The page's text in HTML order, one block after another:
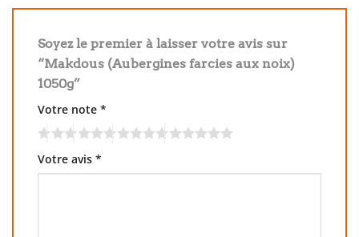
Soyez le premier à laisser votre avis sur
“Makdous (Aubergines farcies aux noix)
1050g”
Votre note *
Votre avis *